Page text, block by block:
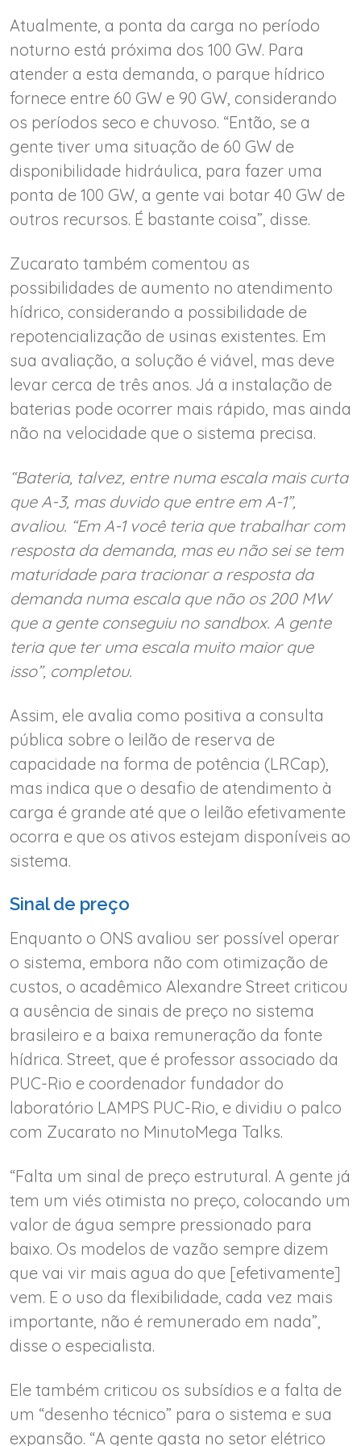
Atualmente, a ponta da carga no período
noturno está próxima dos 100 GW. Para
atender a esta demanda, o parque hídrico
fornece entre 60 GW e 90 GW, considerando
os períodos seco e chuvoso. “Então, se a
gente tiver uma situação de 60 GW de
disponibilidade hidráulica, para fazer uma
ponta de 100 GW, a gente vai botar 40 GW de
outros recursos. É bastante coisa”, disse.
Zucarato também comentou as
possibilidades de aumento no atendimento
hídrico, considerando a possibilidade de
repotencialização de usinas existentes. Em
sua avaliação, a solução é viável, mas deve
levar cerca de três anos. Já a instalação de
baterias pode ocorrer mais rápido, mas ainda
não na velocidade que o sistema precisa.
“Bateria, talvez, entre numa escala mais curta
que A-3, mas duvido que entre em A-1”,
avaliou. “Em A-1 você teria que trabalhar com
resposta da demanda, mas eu não sei se tem
maturidade para tracionar a resposta da
demanda numa escala que não os 200 MW
que a gente conseguiu no sandbox. A gente
teria que ter uma escala muito maior que
isso”, completou.
Assim, ele avalia como positiva a consulta
pública sobre o leilão de reserva de
capacidade na forma de potência (LRCap),
mas indica que o desafio de atendimento à
carga é grande até que o leilão efetivamente
ocorra e que os ativos estejam disponíveis ao
sistema.
Sinal de preço
Enquanto o ONS avaliou ser possível operar
o sistema, embora não com otimização de
custos, o acadêmico Alexandre Street criticou
a ausência de sinais de preço no sistema
brasileiro e a baixa remuneração da fonte
hídrica. Street, que é professor associado da
PUC-Rio e coordenador fundador do
laboratório LAMPS PUC-Rio, e dividiu o palco
com Zucarato no MinutoMega Talks.
“Falta um sinal de preço estrutural. A gente já
tem um viés otimista no preço, colocando um
valor de água sempre pressionado para
baixo. Os modelos de vazão sempre dizem
que vai vir mais agua do que [efetivamente]
vem. E o uso da flexibilidade, cada vez mais
importante, não é remunerado em nada”,
disse o especialista.
Ele também criticou os subsídios e a falta de
um “desenho técnico” para o sistema e sua
expansão. “A gente gasta no setor elétrico